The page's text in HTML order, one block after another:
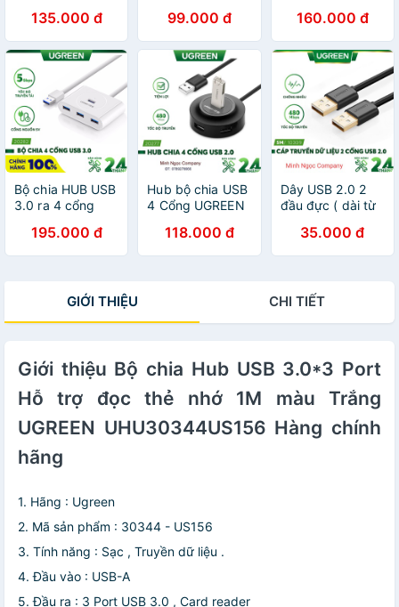
135.000 đ
1078999.000 đ
OTG160.000 đ
Bộ chia HUB USB
3.0 ra 4 cổng
20282
195.000 đ
Hub bộ chia USB
4 Cổng UGREEN
Chính Hãng
118.000 đ
Dây USB 2.0 2
đầu đực ( dài từ
3m UGREEN
US102 ) - Hàng
35.000 đ
GIỚI THIỆU CHI TIẾT
Giới thiệu Bộ chia Hub USB 3.0*3 Port
Hỗ trợ đọc thẻ nhớ 1M màu Trắng
UGREEN UHU30344US156 Hàng chính
hãng
1. Hãng : Ugreen
2. Mã sản phẩm : 30344 - US156
3. Tính năng : Sạc , Truyền dữ liệu .
4. Đầu vào : USB-A
5. Đầu ra : 3 Port USB 3.0 , Card reader